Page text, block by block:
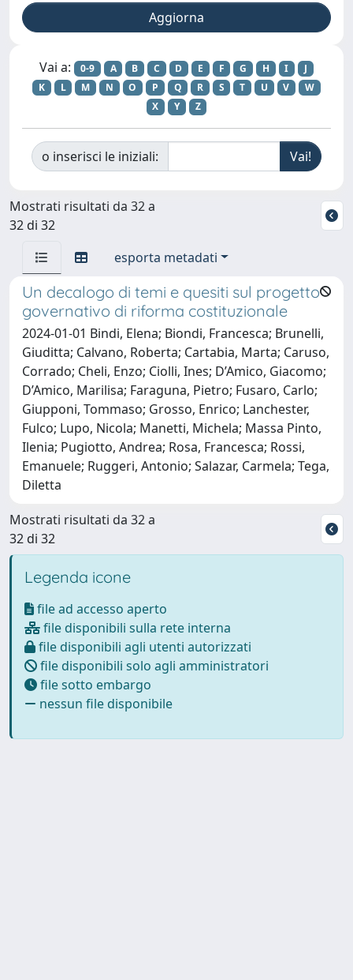
Vai a: 0-9 A B C D E F G H I
J
K
L M N O P Q R S T U V
W
X
Y Z
o inserisci le iniziali:
Mostrati risultati da 32 a
32 di 32
esporta metadati
Un decalogo di temi e quesiti sul progetto
governativo di riforma costituzionale
2024-01-01 Bindi, Elena; Biondi, Francesca; Brunelli,
Giuditta; Calvano, Roberta; Cartabia, Marta; Caruso,
Corrado; Cheli, Enzo; Ciolli, Ines; D’Amico, Giacomo;
D’Amico, Marilisa; Faraguna, Pietro; Fusaro, Carlo;
Giupponi, Tommaso; Grosso, Enrico; Lanchester,
Fulco; Lupo, Nicola; Manetti, Michela; Massa Pinto,
Ilenia; Pugiotto, Andrea; Rosa, Francesca; Rossi,
Emanuele; Ruggeri, Antonio; Salazar, Carmela; Tega,
Diletta
Mostrati risultati da 32 a
32 di 32
Legenda icone
file ad accesso aperto
file disponibili sulla rete interna
file disponibili agli utenti autorizzati
file disponibili solo agli amministratori
file sotto embargo
nessun file disponibile